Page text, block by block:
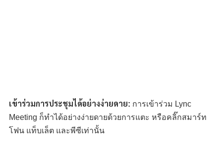
เข้าร่วมการประชุมได้อย่างง่ายดาย: การเข้าร่วม Lync
Meeting ก็ทำได้อย่างง่ายดายด้วยการแตะ หรือคลิ๊กสมาร์ท
โฟน แท็บเล็ต และพีซีเท่านั้น